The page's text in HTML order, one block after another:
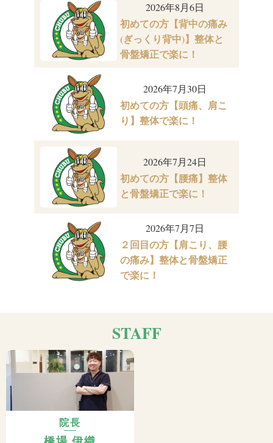
2026年8月6日
初めての方【背中の痛み
(ぎっくり背中)】整体と
骨盤矯正で楽に！
2026年7月30日
初めての方【頭痛、肩こ
り】整体で楽に！
2026年7月24日
初めての方【腰痛】整体
と骨盤矯正で楽に！
2026年7月7日
２回目の方【肩こり、腰
の痛み】整体と骨盤矯正
で楽に！
STAFF
院長